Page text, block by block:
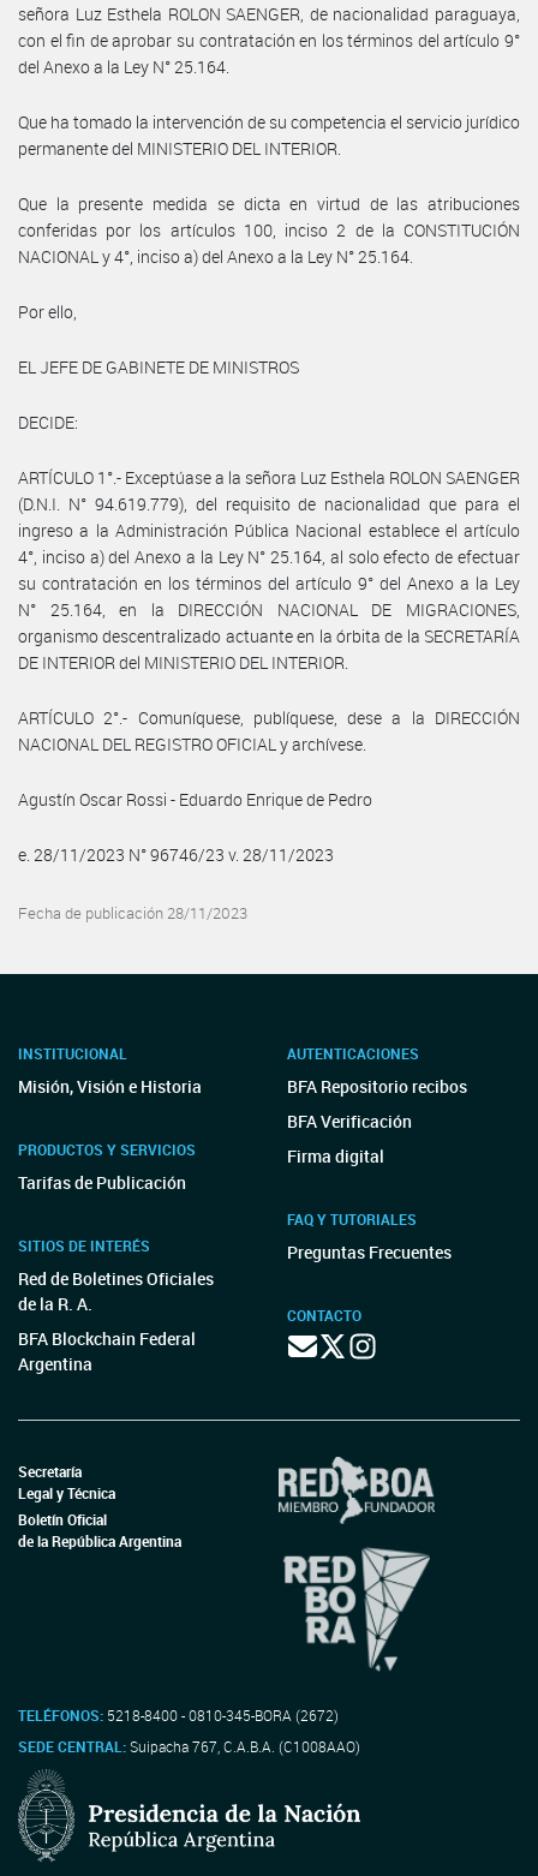
señora Luz Esthela ROLON SAENGER, de nacionalidad paraguaya,
con el fin de aprobar su contratación en los términos del artículo 9°
del Anexo a la Ley N° 25.164.
Que ha tomado la intervención de su competencia el servicio jurídico
permanente del MINISTERIO DEL INTERIOR.
Que la presente medida se dicta en virtud de las atribuciones
conferidas por los artículos 100, inciso 2 de la CONSTITUCIÓN
NACIONAL y 4°, inciso a) del Anexo a la Ley N° 25.164.
Por ello,
EL JEFE DE GABINETE DE MINISTROS
DECIDE:
ARTÍCULO 1°.- Exceptúase a la señora Luz Esthela ROLON SAENGER
(D.N.I. N° 94.619.779), del requisito de nacionalidad que para el
ingreso a la Administración Pública Nacional establece el artículo
4°, inciso a) del Anexo a la Ley N° 25.164, al solo efecto de efectuar
su contratación en los términos del artículo 9° del Anexo a la Ley
N° 25.164, en la DIRECCIÓN NACIONAL DE MIGRACIONES,
organismo descentralizado actuante en la órbita de la SECRETARÍA
DE INTERIOR del MINISTERIO DEL INTERIOR.
ARTÍCULO 2°.- Comuníquese, publíquese, dese a la DIRECCIÓN
NACIONAL DEL REGISTRO OFICIAL y archívese.
Agustín Oscar Rossi - Eduardo Enrique de Pedro
e. 28/11/2023 N° 96746/23 v. 28/11/2023
Fecha de publicación 28/11/2023
INSTITUCIONAL
Misión, Visión e Historia
PRODUCTOS Y SERVICIOS
Tarifas de Publicación
SITIOS DE INTERÉS
Red de Boletines Oficiales
de la R. A.
BFA Blockchain Federal
Argentina
AUTENTICACIONES
BFA Repositorio recibos
BFA Verificación
Firma digital
FAQ Y TUTORIALES
Preguntas Frecuentes
CONTACTO
Secretaría
Legal y Técnica
Boletín Oficial
de la República Argentina
TELÉFONOS: 5218-8400 - 0810-345-BORA (2672)
SEDE CENTRAL:Suipacha 767, C.A.B.A. (C1008AAO)